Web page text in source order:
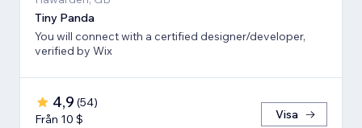
Tiny Panda
You will connect with a certified designer/developer,
verified by Wix
4,9 (54)
Från 10 $
Visa